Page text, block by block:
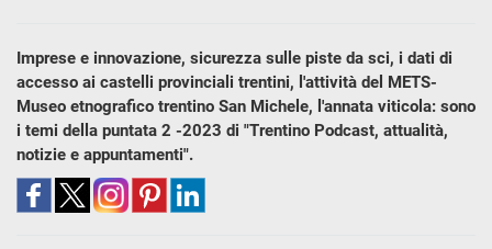
Imprese e innovazione, sicurezza sulle piste da sci, i dati di
accesso ai castelli provinciali trentini, l'attività del METS-
Museo etnografico trentino San Michele, l'annata viticola: sono
i temi della puntata 2 -2023 di "Trentino Podcast, attualità,
notizie e appuntamenti".